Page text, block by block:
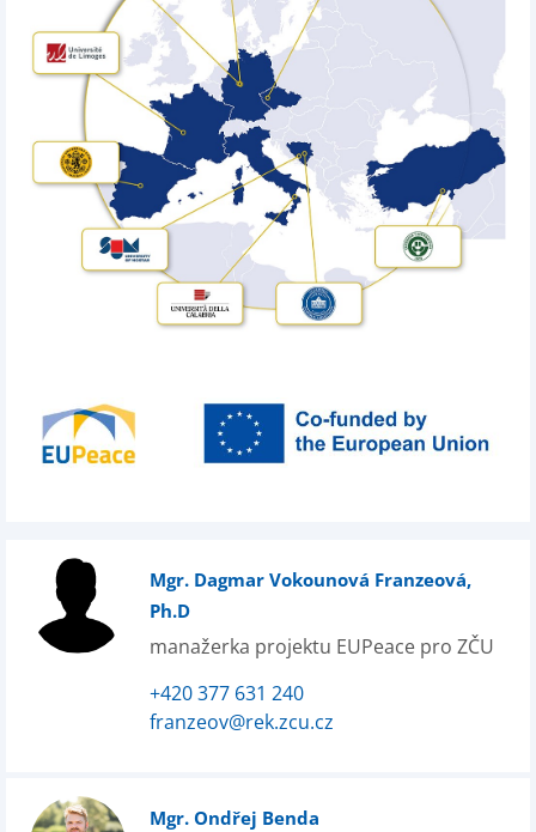
Mgr. Dagmar Vokounová Franzeová,
Ph.D
manažerka projektu EUPeace pro ZČU
+420 377 631 240
franzeov@rek.zcu.cz
Mgr. Ondřej Benda